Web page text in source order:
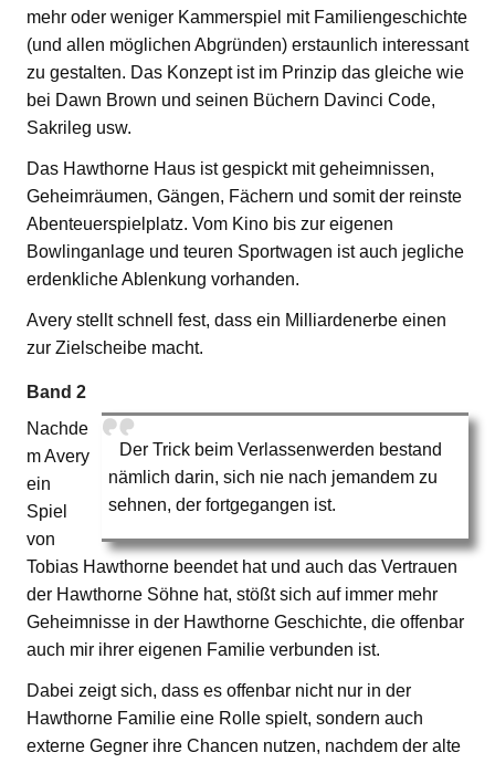
mehr oder weniger Kammerspiel mit Familiengeschichte
(und allen möglichen Abgründen) erstaunlich interessant
zu gestalten. Das Konzept ist im Prinzip das gleiche wie
bei Dawn Brown und seinen Büchern Davinci Code,
Sakrileg usw.
Das Hawthorne Haus ist gespickt mit geheimnissen,
Geheimräumen, Gängen, Fächern und somit der reinste
Abenteuerspielplatz. Vom Kino bis zur eigenen
Bowlinganlage und teuren Sportwagen ist auch jegliche
erdenkliche Ablenkung vorhanden.
Avery stellt schnell fest, dass ein Milliardenerbe einen
zur Zielscheibe macht.
Band 2
Der Trick beim Verlassenwerden bestand
nämlich darin, sich nie nach jemandem zu
sehnen, der fortgegangen ist.
Nachde
m Avery
ein
Spiel
von
Tobias Hawthorne beendet hat und auch das Vertrauen
der Hawthorne Söhne hat, stößt sich auf immer mehr
Geheimnisse in der Hawthorne Geschichte, die offenbar
auch mir ihrer eigenen Familie verbunden ist.
Dabei zeigt sich, dass es offenbar nicht nur in der
Hawthorne Familie eine Rolle spielt, sondern auch
externe Gegner ihre Chancen nutzen, nachdem der alte